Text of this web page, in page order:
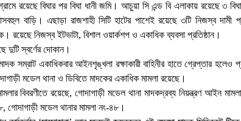
১:১৫ অপরাহ্ন
১৭ জুলাই,
রয়েছে বিঘার পর বিঘা ধানী জমি। আচুয়া সি এন্ড বি এলাকায় রয়েছে ৩
বাড়ি। এছাড়া রাজশাহী সিটি হাটের পাশেই রয়েছে ৩টি নিজস্ব দামী
রয়েছে নিজস্ব ইটভাটা, বিশাল ওয়ার্কশপ ও একাধিক ব্যবসা প্রতিষ্ঠান।
দুটি স্বর্ণের দোকান।
সম্রাট একাধিকবার আইনশৃঙ্খলা রক্ষাকারী বাহিনীর হাতে গ্রেপ্তার হলেও
মডেল থানা ও ডিবিতে মাদকের একাধিক মামলা রয়েছে।
বিবরণীতে রয়েছে, ​গোদাগাড়ী মডেল থানা মাদকদ্রব্য নিয়ন্ত্রণ আইন
​গোদাগাড়ী মডেল থানার মামলা নং-৪৮।